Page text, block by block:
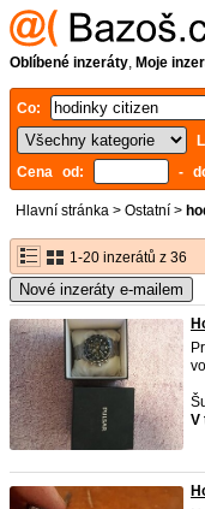
Oblíbené inzeráty, Moje
Co:
Cena od:
-
Hlavní stránka > Ostatní >
1-20 inzerátů z 36
Nové inzeráty e-mailem
V